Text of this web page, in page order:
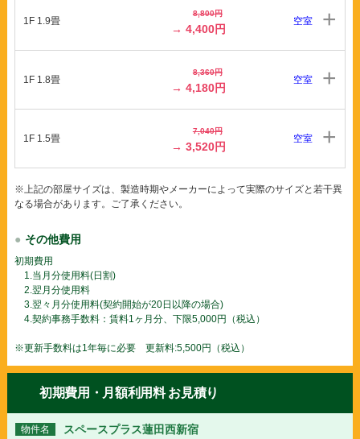
1F 1.9畳
8,800円
→ 4,400円
空室
1F 1.8畳
8,360円
→ 4,180円
空室
1F 1.5畳
7,040円
→ 3,520円
空室
※上記の部屋サイズは、製造時期やメーカーによって実際のサイズと若干異
なる場合があります。ご了承ください。
その他費用
初期費用
1.当月分使用料(日割)
2.翌月分使用料
3.翌々月分使用料(契約開始が20日以降の場合)
4.契約事務手数料：賃料1ヶ月分、下限5,000円（税込）
※更新手数料は1年毎に必要 更新料:5,500円（税込）
初期費用・月額利用料 お見積り
物件名 スペースプラス蓮田西新宿